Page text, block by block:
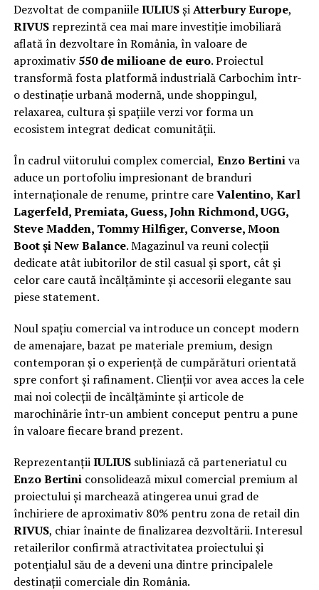
Dezvoltat de companiileIULIUSșiAtterbury Europe,
RIVUSreprezintă cea mai mare investiție imobiliară
aflată în dezvoltare în România, în valoare de
aproximativ550 de milioane de euro. Proiectul
transformă fosta platformă industrială Carbochim într-
o destinație urbană modernă, unde shoppingul,
relaxarea, cultura și spațiile verzi vor forma un
ecosistem integrat dedicat comunității.
În cadrul viitorului complex comercial, Enzo Bertiniva
aduce un portofoliu impresionant de branduri
internaționale de renume, printre careValentino, Karl
Lagerfeld, Premiata, Guess, John Richmond, UGG,
Steve Madden, Tommy Hilfiger, Converse, Moon
Boot și New Balance. Magazinul va reuni colecții
dedicate atât iubitorilor de stil casual și sport, cât și
celor care caută încălțăminte și accesorii elegante sau
piese statement.
Noul spațiu comercial va introduce un concept modern
de amenajare, bazat pe materiale premium, design
contemporan și o experiență de cumpărături orientată
spre confort și rafinament. Clienții vor avea acces la cele
mai noi colecții de încălțăminte și articole de
marochinărie într-un ambient conceput pentru a pune
în valoare fiecare brand prezent.
ReprezentanțiiIULIUSsubliniază că parteneriatul cu
Enzo Bertiniconsolidează mixul comercial premium al
proiectului și marchează atingerea unui grad de
închiriere de aproximativ 80% pentru zona de retail din
RIVUS, chiar înainte de finalizarea dezvoltării. Interesul
retailerilor confirmă atractivitatea proiectului și
potențialul său de a deveni una dintre principalele
destinații comerciale din România.